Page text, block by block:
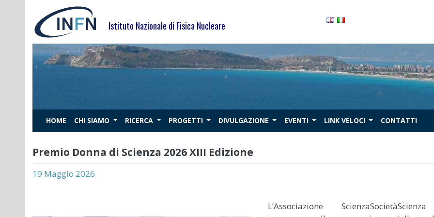
Istituto Nazionale di Fisica Nucleare
HOME CHI SIAMO RICERCA PROGETTI DIVULGAZIONE EVENTI LINK VELOCI CONTATTI
Premio Donna di Scienza 2026 XIII Edizione
19 Maggio 2026
L’Associazione